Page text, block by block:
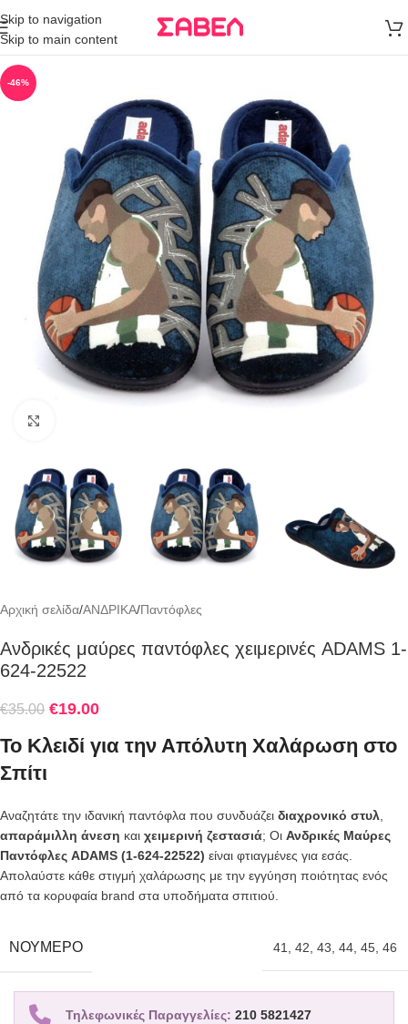
Skip to navigation
Skip to main content
άνω των 80€
Παραγγελία
-46%
Αρχική σελίδα/ΑΝΔΡΙΚΑ/Παντόφλες
Ανδρικές μαύρες παντόφλες χειμερινές ADAMS 1-
624-22522
€35.00 €19.00
Το Κλειδί για την Απόλυτη Χαλάρωση στο
Σπίτι
Αναζητάτε την ιδανική παντόφλα που συνδυάζει διαχρονικό στυλ,
απαράμιλλη άνεση και χειμερινή ζεστασιά; Οι Ανδρικές Μαύρες
Παντόφλες ADAMS (1-624-22522) είναι φτιαγμένες για εσάς.
Απολαύστε κάθε στιγμή χαλάρωσης με την εγγύηση ποιότητας ενός
από τα κορυφαία brand στα υποδήματα σπιτιού.
ΝΟΎΜΕΡΟ 41, 42, 43, 44, 45, 46
Τηλεφωνικές Παραγγελίες: 210 5821427